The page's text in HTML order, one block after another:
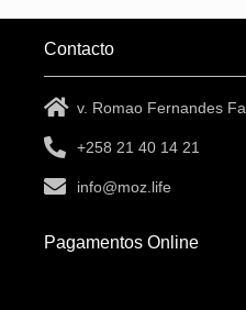
Contacto
v. Romao Fernandes
+258 21 40 14 21
info@moz.life
Pagamentos Online